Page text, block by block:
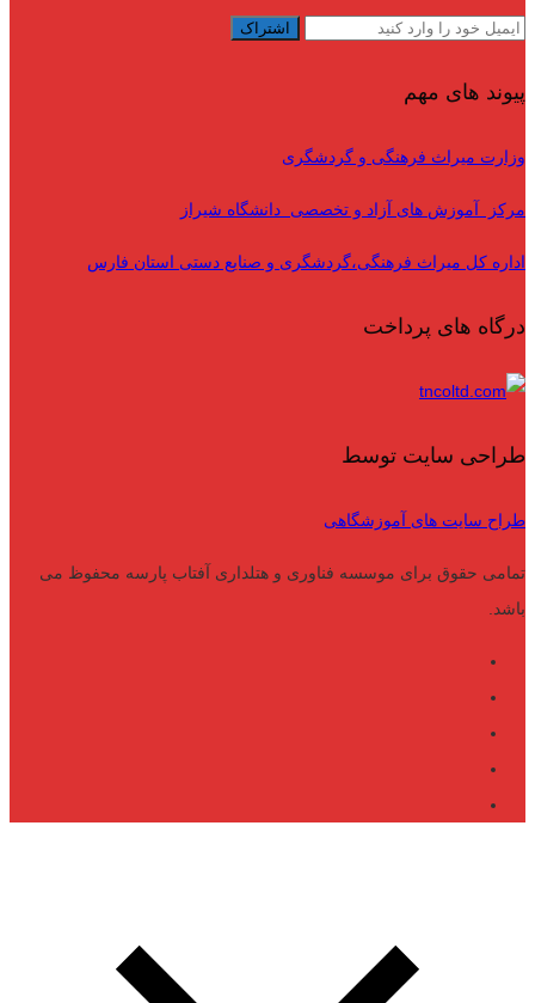
پیوند های مهم
وزارت میراث فرهنگی و گردشگری
مرکز آموزش های آزاد و تخصصی دانشگاه شیراز
اداره کل میراث فرهنگی،گردشگری و صنایع دستی استان فارس
درگاه های پرداخت
طراحی سایت توسط
طراح سایت های آموزشگاهی
تمامی حقوق برای موسسه فناوری و هتلداری آفتاب پارسه محفوظ می
باشد.